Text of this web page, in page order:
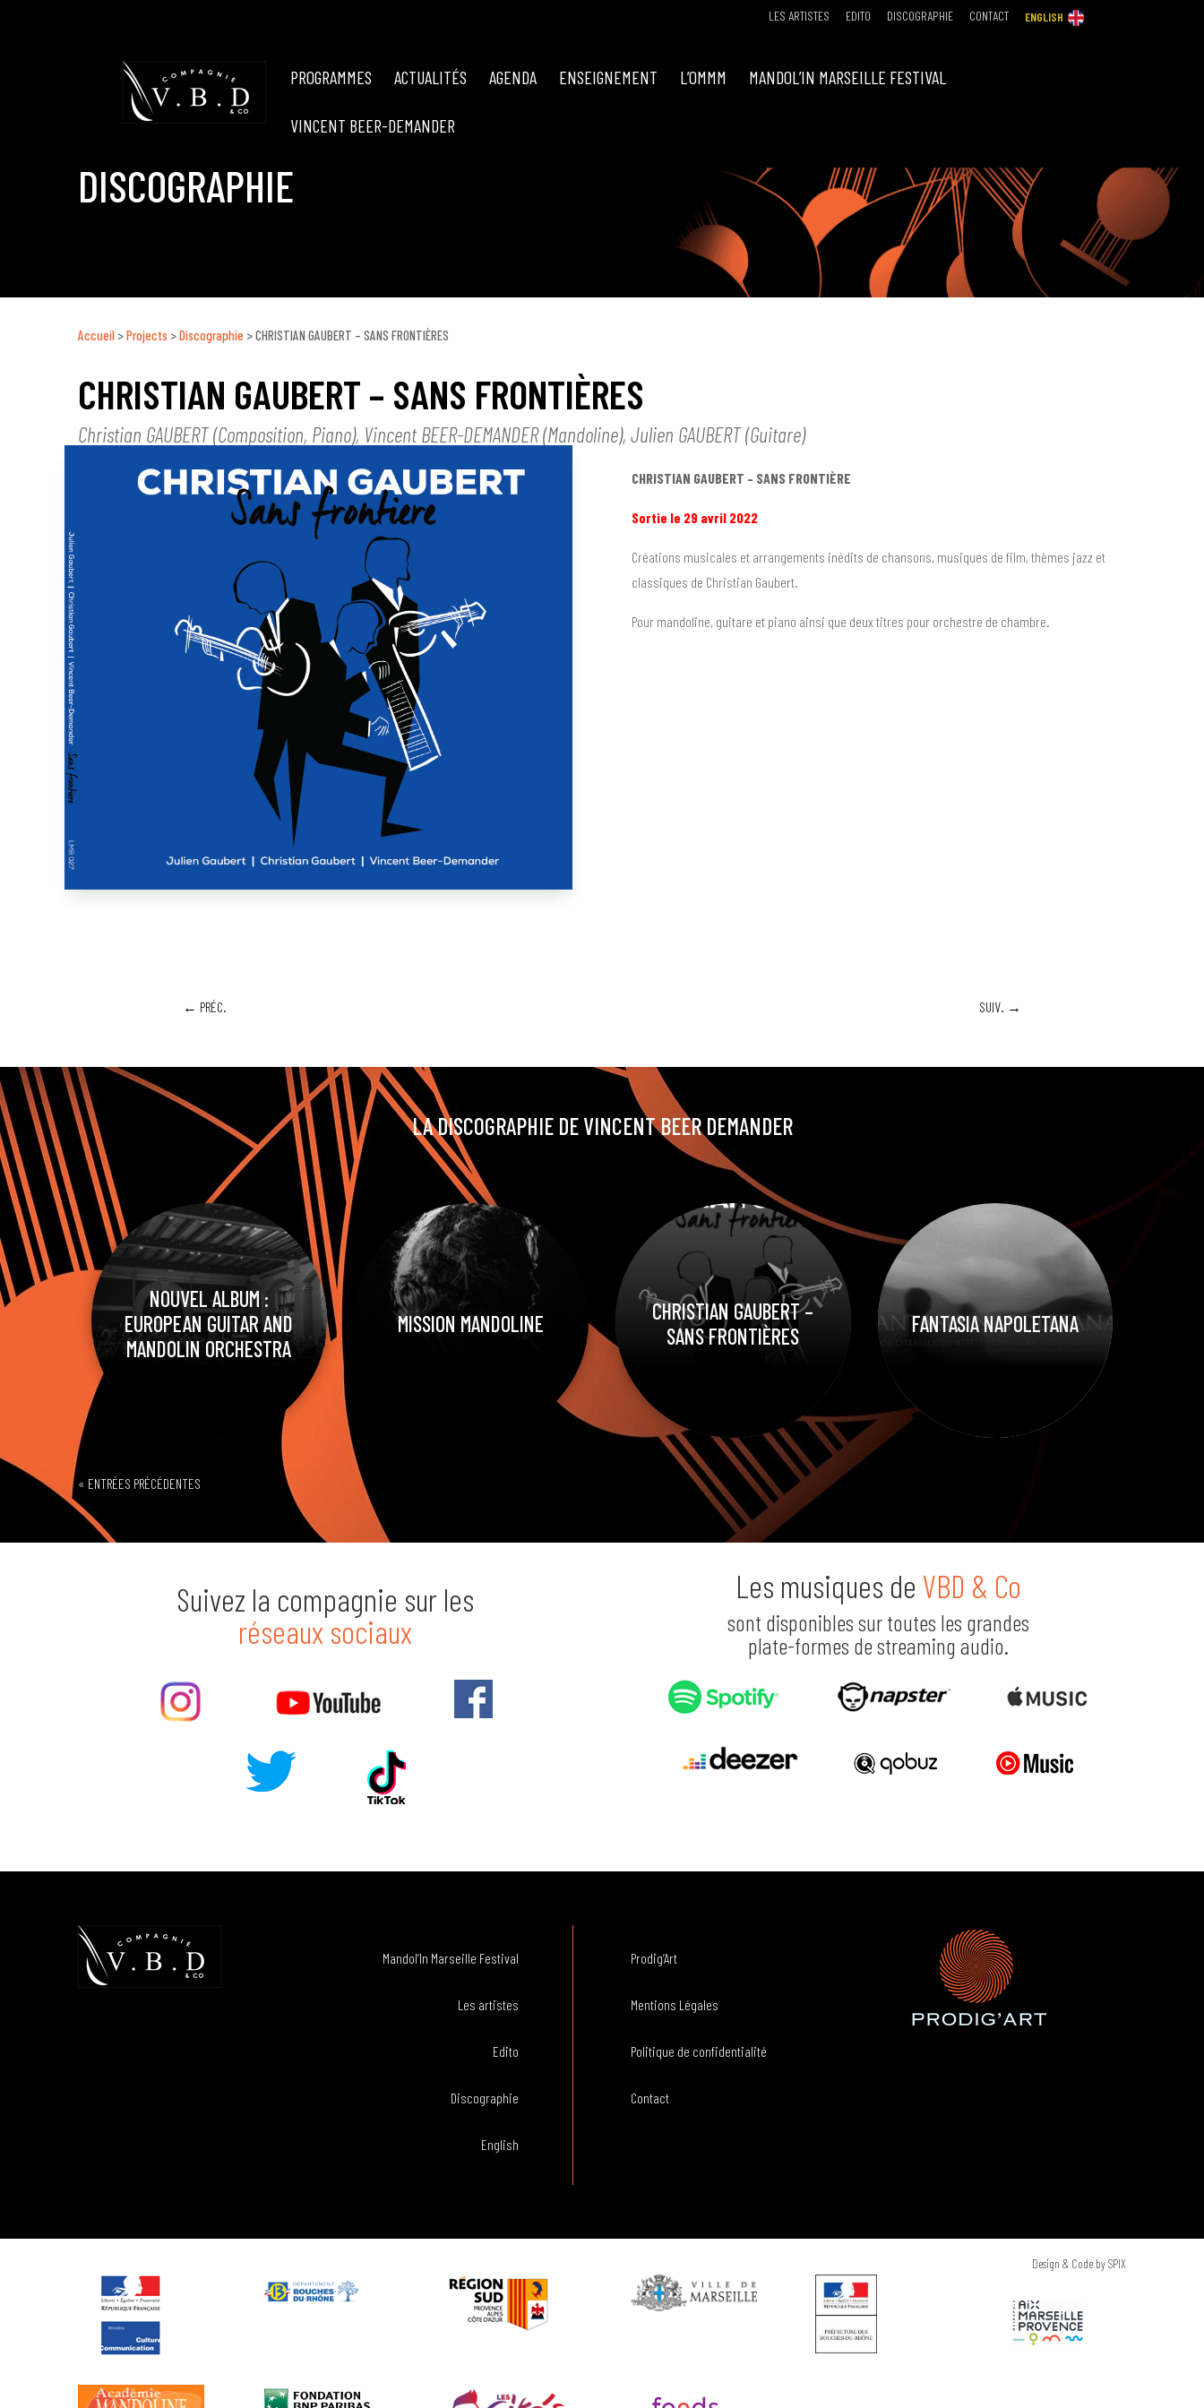
LES ARTISTES EDITO DISCOGRAPHIE CONTACT ENGLISH
PROGRAMMES ACTUALITÉS AGENDA ENSEIGNEMENT L’OMMM MANDOL’IN MARSEILLE FESTIVAL
VINCENT BEER-DEMANDER
DISCOGRAPHIE
Accueil >Projects >Discographie >CHRISTIAN GAUBERT – SANS FRONTIÈRES
CHRISTIAN GAUBERT – SANS FRONTIÈRES
Christian GAUBERT (Composition, Piano), Vincent BEER-DEMANDER (Mandoline), Julien GAUBERT (Guitare)
CHRISTIAN GAUBERT – SANS FRONTIÈRE
Sortie le 29 avril 2022
Créations musicales et arrangements inédits de chansons, musiques de film, thèmes jazz et
classiques de Christian Gaubert.
Pour mandoline, guitare et piano ainsi que deux titres pour orchestre de chambre.
← PRÉC. SUIV. →
LA DISCOGRAPHIE DE VINCENT BEER DEMANDER
NOUVEL ALBUM :
EUROPEAN GUITAR AND
MANDOLIN ORCHESTRA
MISSION MANDOLINE
CHRISTIAN GAUBERT –
SANS FRONTIÈRES
FANTASIA NAPOLETANA
« ENTRÉES PRÉCÉDENTES
Suivez la compagnie sur les
réseaux sociaux
Les musiques de VBD & Co
sont disponibles sur toutes les grandes
plate-formes de streaming audio.
Mandol’In Marseille Festival
Les artistes
Edito
Discographie
English
Prodig’Art
Mentions Légales
Politique de confidentialité
Contact
Design & Code by SPIX